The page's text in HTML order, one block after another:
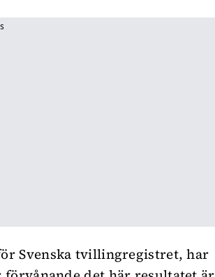
Svenska tvillingregistret, har